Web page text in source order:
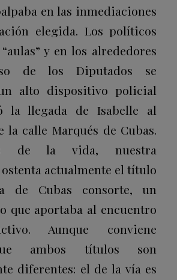
en las inmediaciones
elegida. Los políticos
y en los alrededores
de los Diputados se
alto dispositivo policial
la llegada de Isabelle al
la calle Marqués de Cubas.
de la vida, nuestra
actualmente el título
de Cubas consorte, un
que aportaba al encuentro
Aunque conviene
ambos títulos son
diferentes: el de la vía es